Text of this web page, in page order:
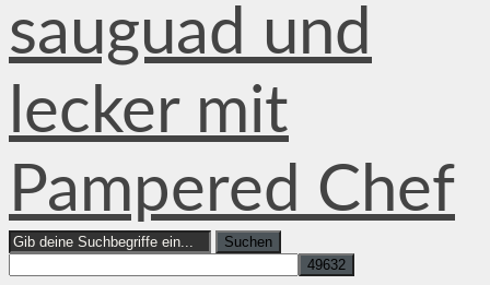
sauguad und
lecker mit
Pampered Chef
Search
for: